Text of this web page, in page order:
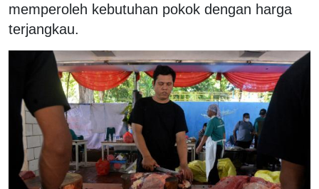
memperoleh kebutuhan pokok dengan harga
terjangkau.